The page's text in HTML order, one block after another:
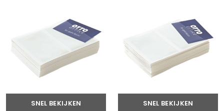
SNEL BEKIJKEN SNEL BEKIJKEN